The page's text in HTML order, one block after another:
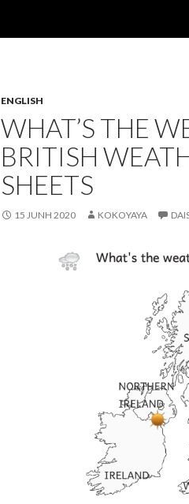
ENGLISH
WHAT’S THE
BRITISH
SHEETS
15 JUNH 2020 KOKOYAYA